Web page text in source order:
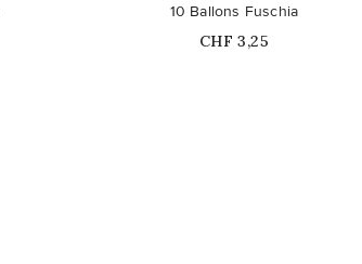
10 Ballons Fuschia
Prix
CHF 3,25